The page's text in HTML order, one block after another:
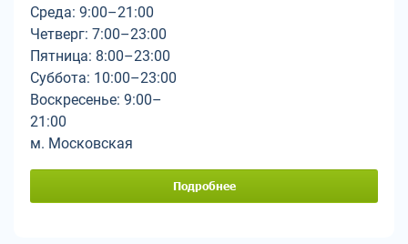
Среда: 9:00–21:00
Четверг: 7:00–23:00
Пятница: 8:00–23:00
Суббота: 10:00–23:00
Воскресенье: 9:00–
21:00
м. Московская
Подробнее